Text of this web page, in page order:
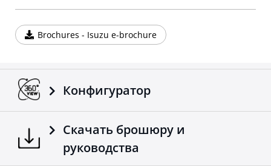
Brochures - Isuzu e-brochure
Конфигуратор
Скачать брошюру и
руководства